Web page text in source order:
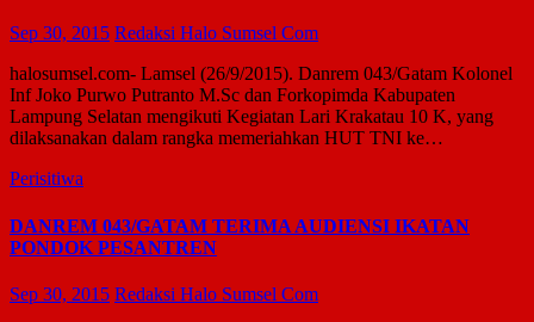
Sep 30, 2015 Redaksi Halo Sumsel Com
halosumsel.com- Lamsel (26/9/2015). Danrem 043/Gatam Kolonel
Inf Joko Purwo Putranto M.Sc dan Forkopimda Kabupaten
Lampung Selatan mengikuti Kegiatan Lari Krakatau 10 K, yang
dilaksanakan dalam rangka memeriahkan HUT TNI ke…
Perisitiwa
DANREM 043/GATAM TERIMA AUDIENSI IKATAN
PONDOK PESANTREN
Sep 30, 2015 Redaksi Halo Sumsel Com